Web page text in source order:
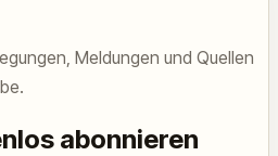
Meldungen und Quellen
abonnieren